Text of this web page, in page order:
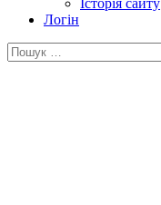
Історія сайту
Логін
Пошук: